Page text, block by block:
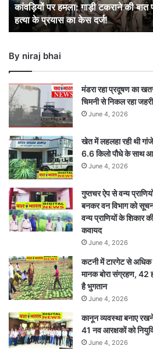
खूनी
झड़प,
20
पर
प्रयास
का
केस
दर्ज!
कांवड़ियों पर हमला: गाड़ी टकराने की
हत्या के प्रयास का केस दर्ज!
By niraj bhai
मंडरा रहा प्रदूषण का
चिमनी से निकल रहा
June 4, 2026
खेत में लहलहा रही थी
6.6 किलो पौधे के साथ
June 4, 2026
गुप्तचर ऐप से वन्य
बनकर वन विभाग को
वन्य प्राणियों के शिकार
कवायद
June 4, 2026
कटनी में टारगेट से अधिक
मानक बोरा संग्रहण, 42
है भुगतान
June 4, 2026
कानून व्यवस्था बनाए
41 नव आरक्षकों को
June 4, 2026